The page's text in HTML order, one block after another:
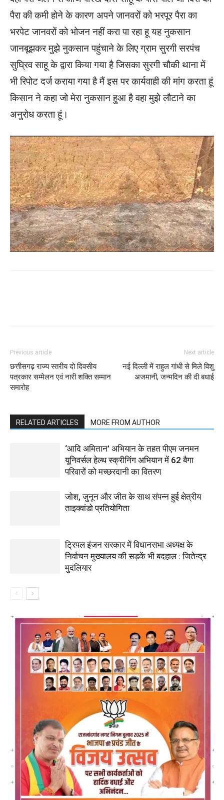
पैरा की कमी होने के कारण अपने जानवरों को भरपूर पैरा का
भरपेट जानवरों को भोजन नहीं करा पा रहा हू यह नुकसान
जानबूझकर मुझे नुकसान पहुंचाने के लिए ग्राम सुरगी सरपंच
सुघ्रिव साहू के द्वारा किया गया है जिसका सुरगी चौकी थाना में
भी रिपोट दर्ज कराया गया है मैं इस पर कार्यवाही की मांग करता हूं
किसान ने कहा जो मेरा नुकसान हुआ है वहा मुझे लौटाने का
अनुरोध करता हूं।
Previous article
छत्तीसगढ़ राज्य स्तरीय दो दिवसीय
पत्रकार सम्मेलन एवं नारी शक्ति सम्मान
समारोह
Next article
नई दिल्ली में राहुल गांधी से मिले विशु
अजमानी, जन्मदिन की दी बधाई
RELATED ARTICLES MORE FROM AUTHOR
‘आदि अमितान’ अभियान के तहत पीएम जनमन
यूनिवर्सल हेल्थ स्क्रीनिंग अभियान में 62 बैगा
परिवारों को मच्छरदानी का वितरण
जोश, जुनून और जीत के साथ संपन्न हुई क्षेत्रीय
ताइक्वांडो प्रतियोगिता
ट्रिपल इंजन सरकार में विधानसभा अध्यक्ष के
निर्वाचन मुख्यालय की सड़कें भी बदहाल : जितेन्द्र
मुदलियार